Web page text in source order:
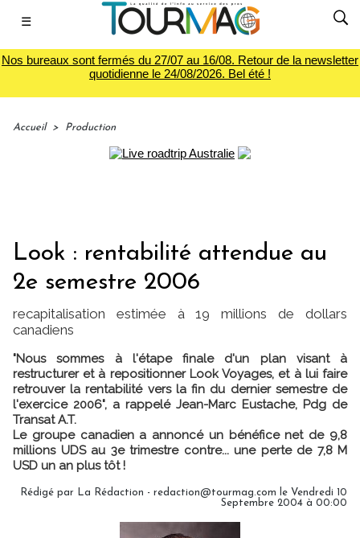
☰
Nos bureaux sont fermés du 27/07 au 16/08. Retour de la newsletter
quotidienne le 24/08/2026. Bel été !
Accueil > Production
Look : rentabilité attendue au
2e semestre 2006
recapitalisation estimée à 19 millions de dollars
canadiens
"Nous sommes à l'étape finale d'un plan visant à
restructurer et à repositionner Look Voyages, et à lui faire
retrouver la rentabilité vers la fin du dernier semestre de
l'exercice 2006", a rappelé Jean-Marc Eustache, Pdg de
Transat A.T.
Le groupe canadien a annoncé un bénéfice net de 9,8
millions UDS au 3e trimestre contre... une perte de 7,8 M
USD un an plus tôt !
Rédigé par La Rédaction - redaction@tourmag.com le Vendredi 10
Septembre 2004 à 00:00